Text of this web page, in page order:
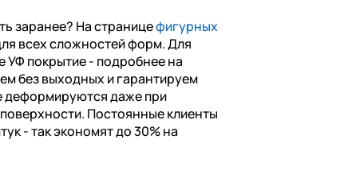
заранее? На страницефигурных
всех сложностей форм. Для
УФ покрытие - подробнее на
без выходных и гарантируем
деформируются даже при
Постоянные клиенты
- так экономят до 30% на